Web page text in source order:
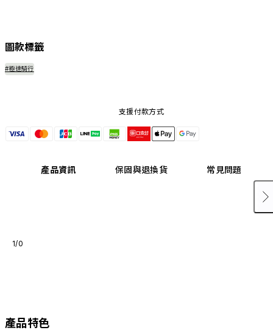
圖款標籤
#極速騎行
支援付款方式
產品資訊 保固與退換貨 常見問題
1/0
產品特色